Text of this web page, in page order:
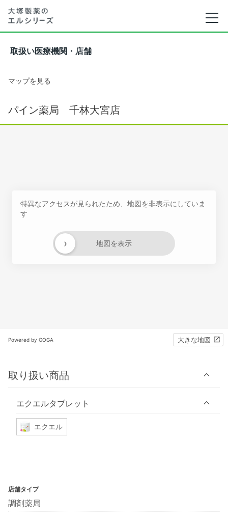
取扱い医療機関・店舗
マップを見る
パイン薬局 千林大宮店
特異なアクセスが見られたため、地図を非表示にしていま
す
地図を表示
›
Powered by GOGA 大きな地図
取り扱い商品
エクエルタブレット
エクエル
店舗タイプ
調剤薬局